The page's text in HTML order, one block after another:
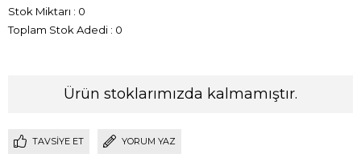
Stok Miktarı : 0
Toplam Stok Adedi : 0
Ürün stoklarımızda kalmamıştır.
TAVSIYE ET YORUM YAZ